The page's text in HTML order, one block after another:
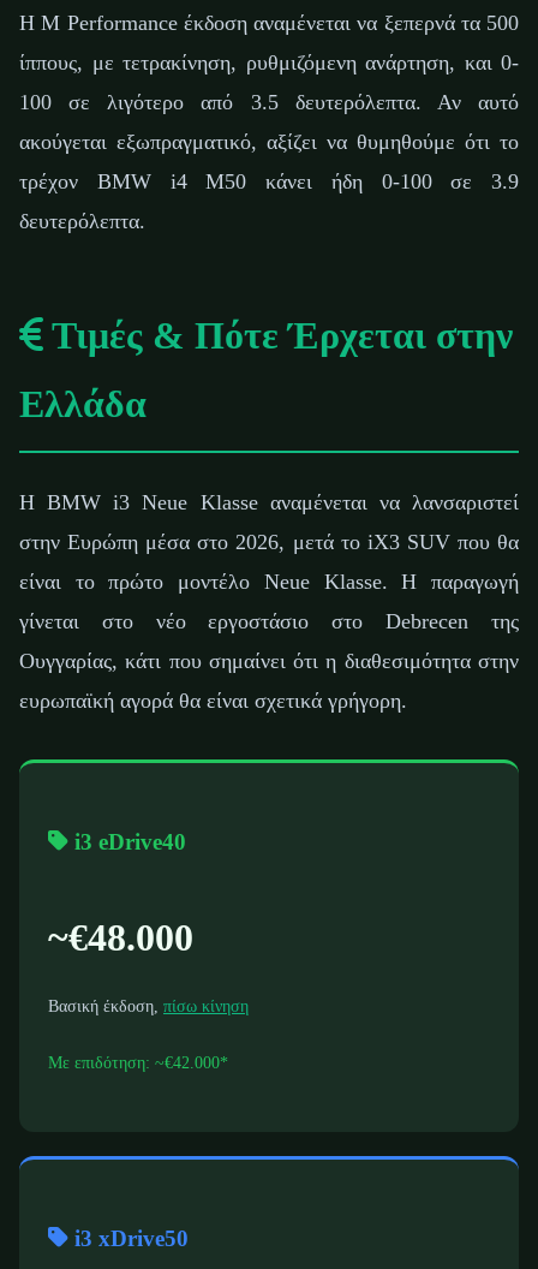
Η M Performance έκδοση αναμένεται να ξεπερνά τα 500
ίππους, με τετρακίνηση, ρυθμιζόμενη ανάρτηση, και 0-
100 σε λιγότερο από 3.5 δευτερόλεπτα. Αν αυτό
ακούγεται εξωπραγματικό, αξίζει να θυμηθούμε ότι το
τρέχον BMW i4 M50 κάνει ήδη 0-100 σε 3.9
δευτερόλεπτα.
Τιμές & Πότε Έρχεται στην
Ελλάδα
Η BMW i3 Neue Klasse αναμένεται να λανσαριστεί
στην Ευρώπη μέσα στο 2026, μετά το iX3 SUV που θα
είναι το πρώτο μοντέλο Neue Klasse. Η παραγωγή
γίνεται στο νέο εργοστάσιο στο Debrecen της
Ουγγαρίας, κάτι που σημαίνει ότι η διαθεσιμότητα στην
ευρωπαϊκή αγορά θα είναι σχετικά γρήγορη.
i3 eDrive40
~€48.000
Βασική έκδοση, πίσω κίνηση
Με επιδότηση: ~€42.000*
i3 xDrive50